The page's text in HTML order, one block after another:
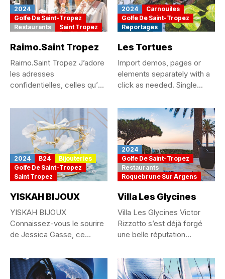
2024
Golfe De Saint-Tropez
Restaurants
Saint Tropez
Raimo.Saint Tropez
Raimo.Saint Tropez J’adore
les adresses
confidentielles, celles qu’on
2024
Carnouiles
Golfe De Saint-Tropez
Reportages
Les Tortues
Import demos, pages or
elements separately with a
click as needed. Single...
2024 B24
Bijouteries
Golfe De Saint-Tropez
Saint Tropez
YISKAH BIJOUX
YISKAH BIJOUX
Connaissez-vous le sourire
de Jessica Gasse, ce
2024
Golfe De Saint-Tropez
Restaurants
Roquebrune Sur Argens
Villa Les Glycines
Villa Les Glycines Victor
Rizzotto s’est déjà forgé
une belle réputation